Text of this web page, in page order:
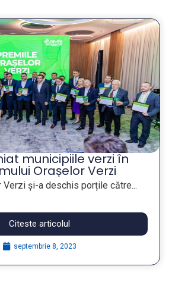
municipiile verzi în
Orașelor Verzi
Verzi și-a deschis porțile către...
Citeste articolul
septembrie 8, 2023